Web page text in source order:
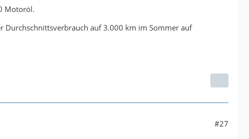
Motoröl.
Durchschnittsverbrauch auf 3.000 km im Sommer auf
#27